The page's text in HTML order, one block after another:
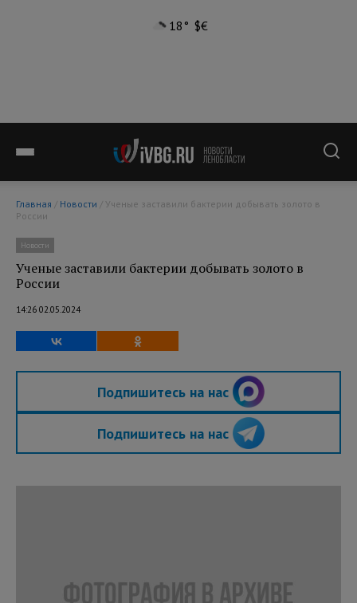
18° $€
Главная / Новости
России
Новости
Ученые заставили бактерии добывать золото в
России
14:26 02.05.2024
Подпишитесь на нас
Подпишитесь на нас